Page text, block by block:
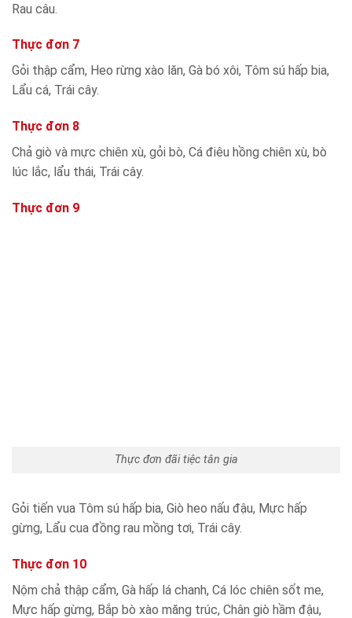
Rau câu.
Thực đơn 7
Gỏi thập cẩm, Heo rừng xào lăn, Gà bó xôi, Tôm sú hấp bia,
Lẩu cá, Trái cây.
Thực đơn 8
Chả giò và mực chiên xù, gỏi bò, Cá điêu hồng chiên xù, bò
lúc lắc, lẩu thái, Trái cây.
Thực đơn 9
Thực đơn đãi tiệc tân gia
Gỏi tiến vua Tôm sú hấp bia, Giò heo nấu đậu, Mực hấp
gừng, Lẩu cua đồng rau mồng tơi, Trái cây.
Thực đơn 10
Nộm chả thập cẩm, Gà hấp lá chanh, Cá lóc chiên sốt me,
Mực hấp gừng, Bắp bò xào măng trúc, Chân giò hầm đậu,